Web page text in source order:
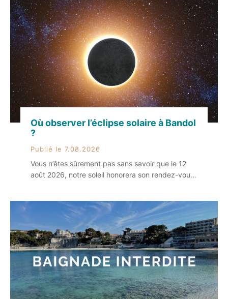
Où observer l’éclipse solaire à Bandol
?
Publié le 7.08.2026
Vous n’êtes sûrement pas sans savoir que le 12
août 2026, notre soleil honorera son rendez-vous
moitié. Au programme : une éclipse, rien que ça.
Alors, si vous êtes à la recherche DU spot […]